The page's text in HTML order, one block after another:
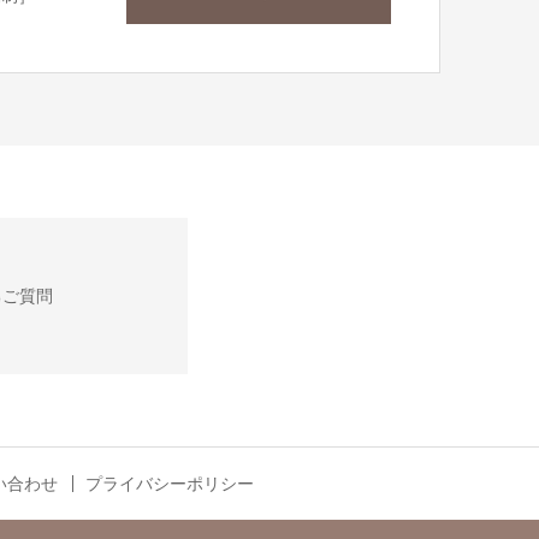
質問
合わせ プライバシーポリシー